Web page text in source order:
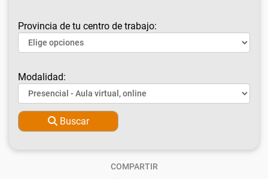
Provincia de tu centro de trabajo:
Modalidad:
Buscar
COMPARTIR